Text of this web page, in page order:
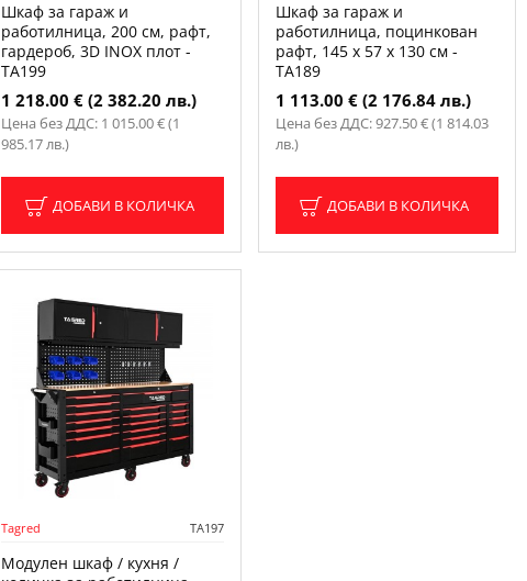
Шкаф за гараж и
работилница, 200 см, рафт,
гардероб, 3D INOX плот -
TA199
1 218.00 € (2 382.20 лв.)
Цена без ДДС: 1 015.00 € (1
985.17 лв.)
ДОБАВИ В КОЛИЧКА
Шкаф за гараж и
работилница, поцинкован
рафт, 145 x 57 x 130 см -
TA189
1 113.00 € (2 176.84 лв.)
Цена без ДДС: 927.50 € (1 814.03
лв.)
ДОБАВИ В КОЛИЧКА
Tagred TA197
Модулен шкаф / кухня /